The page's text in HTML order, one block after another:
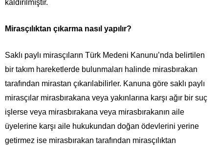
kaldırılmıştır.
Mirasçılıktan çıkarma nasıl yapılır?
Saklı paylı mirasçıların Türk Medeni Kanunu’nda belirtilen
bir takım hareketlerde bulunmaları halinde mirasbırakan
tarafından mirastan çıkarılabilirler. Kanuna göre saklı paylı
mirasçılar mirasbırakana veya yakınlarına karşı ağır bir suç
işlerse veya mirasbırakana veya mirasbırakanın aile
üyelerine karşı aile hukukundan doğan ödevlerini yerine
getirmez ise mirasbırakan tarafından mirasçılıktan